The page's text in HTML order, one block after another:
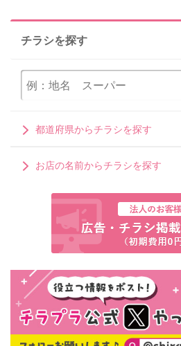
チラシを探す
都道府県からチラシを探す
お店の名前からチラシを探す